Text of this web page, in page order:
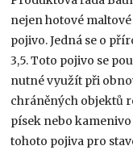
nejen hotové
pojivo. Jedná se o
3,5. Toto pojivo se
nutné využít při
chráněných objektů
písek nebo
tohoto pojiva pro